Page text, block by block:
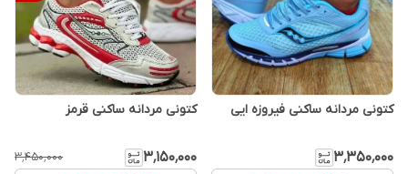
کتونی مردانه ساکنی فیروزه ایی
۳٬۳۵۰٬۰۰۰
کتونی مردانه ساکنی قرمز
۳٬۱۵۰٬۰۰۰ ۳٬۴۵۰٬۰۰۰